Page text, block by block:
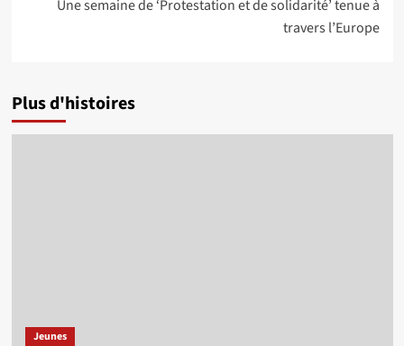
Une semaine de ‘Protestation et de solidarité’ tenue à
travers l’Europe
Plus d'histoires
Jeunes